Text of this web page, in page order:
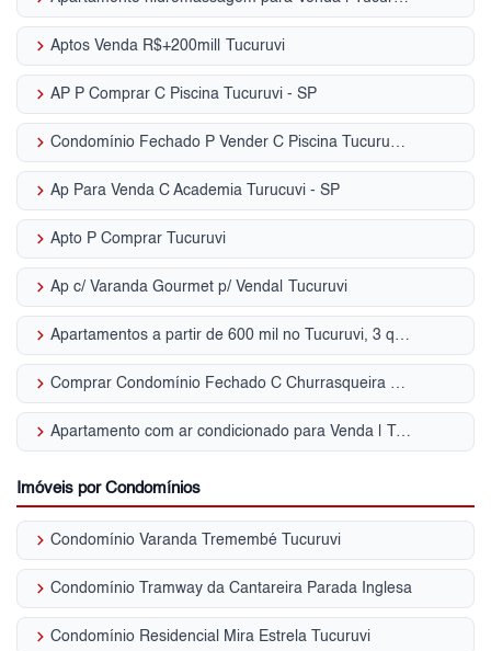
keyboard_arrow_right Aptos Venda R$+200mil| Tucuruvi
keyboard_arrow_right AP P Comprar C Piscina Tucuruvi - SP
keyboard_arrow_right Condomínio Fechado P Vender C Piscina Tucuruvi - SP
keyboard_arrow_right Ap Para Venda C Academia Turucuvi - SP
keyboard_arrow_right Apto P Comprar Tucuruvi
keyboard_arrow_right Ap c/ Varanda Gourmet p/ Venda| Tucuruvi
keyboard_arrow_right Apartamentos a partir de 600 mil no Tucuruvi, 3 quartos, Zona Norte, SP
keyboard_arrow_right Comprar Condomínio Fechado C Churrasqueira Tucuruvi - SP
keyboard_arrow_right Apartamento com ar condicionado para Venda | Tucuruvi
Imóveis por Condomínios
keyboard_arrow_right Condomínio Varanda Tremembé Tucuruvi
keyboard_arrow_right Condomínio Tramway da Cantareira Parada Inglesa
keyboard_arrow_right Condomínio Residencial Mira Estrela Tucuruvi